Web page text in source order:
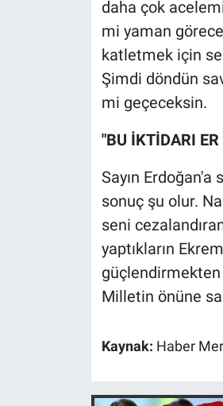
daha çok
mi yaman
katletmek için
Şimdi döndün
mi geçeceksin.
"BU İKTİDARI ER
Sayın Erdoğan'a
sonuç şu olur.
seni
yaptıkların
güçlendirmekten
Milletin önüne
Kaynak: Haber
Teknoloji
Türkiye'nin Geleceği
Türkiye'nin Gündemi
Yerel Gündem
Yerel Yaşam
Canlı Yayın